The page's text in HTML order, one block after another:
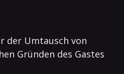
der Umtausch von
Gründen des Gastes